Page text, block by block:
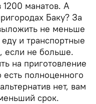
манатов. А
Баку? За
не меньше
и транспортные
если не больше.
на приготовление
полноценного
нет, вам
срок.